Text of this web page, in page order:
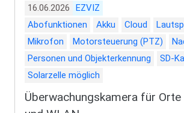
16.06.2026
EZVIZ
Abofunktionen
Akku Cloud
Mikrofon
Motorsteuerung (PTZ)
Personen und Objekterkennung
SD-
Solarzelle möglich
Überwachungskamera für